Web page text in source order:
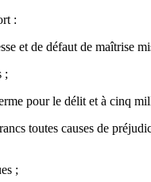
:
et de défaut de maîtrise
;
pour le délit et à cinq
toutes causes de
;